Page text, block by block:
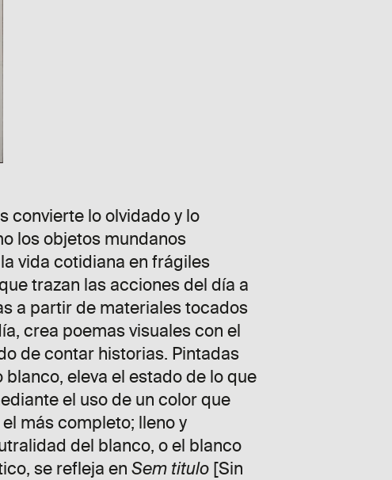
convierte lo olvidado y lo
los objetos mundanos
vida cotidiana en frágiles
trazan las acciones del día a
a partir de materiales tocados
crea poemas visuales con el
de contar historias. Pintadas
blanco, eleva el estado de lo que
el uso de un color que
más completo; lleno y
del blanco, o el blanco
se refleja en Sem titulo [Sin